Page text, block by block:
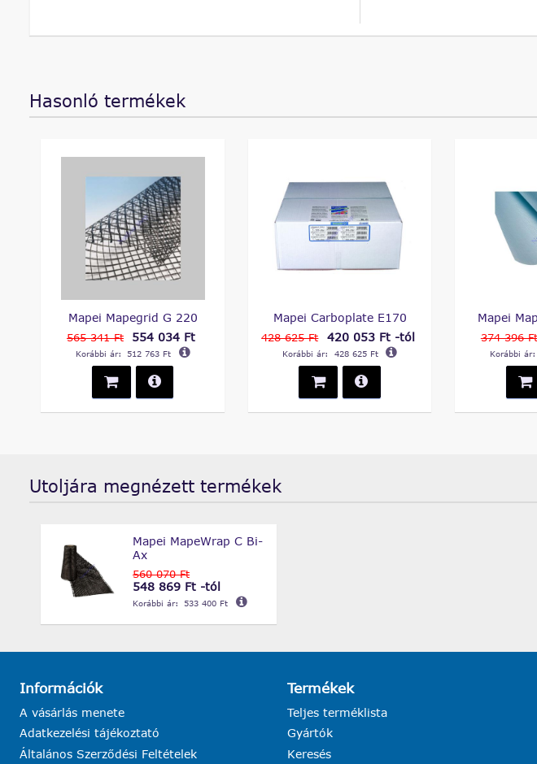
Hasonló termékek
Mapei Mapegrid G 220
565 341 Ft 554 034 Ft
Korábbi ár: 512 763 Ft
Mapei Carboplate E170
428 625 Ft 420 053 Ft -tól
Korábbi ár: 428 625 Ft
Mapei
374 396 Ft
Korábbi ár:
Utoljára megnézett termékek
Mapei MapeWrap C Bi-
Ax
560 070 Ft
548 869 Ft -tól
Korábbi ár: 533 400 Ft
Információk
A vásárlás menete
Adatkezelési tájékoztató
Általános Szerződési Feltételek
Termékek
Teljes terméklista
Gyártók
Keresés